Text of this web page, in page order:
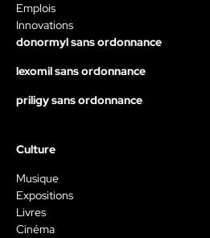
Emplois
Innovations
donormyl sans ordonnance
lexomil sans ordonnance
priligy sans ordonnance
Culture
Musique
Expositions
Livres
Cinéma